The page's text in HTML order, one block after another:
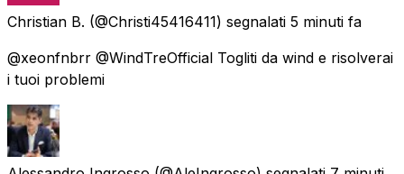
Christian B. (@Christi45416411) segnalati 5 minuti fa
@xeonfnbrr @WindTreOfficial Togliti da wind e risolverai
i tuoi problemi